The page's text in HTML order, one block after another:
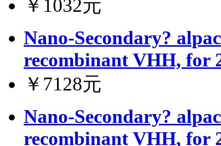
￥1032元
Nano-Secondary?
recombinant VHH, for
￥7128元
Nano-Secondary?
recombinant VHH, for